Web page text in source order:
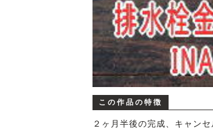
この作品の特徴
２ヶ月半後の完成、キャン